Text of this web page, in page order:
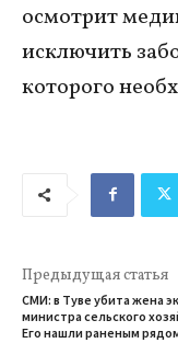
осмотрит
исключить
которого
Предыдущая статья
СМИ: в Туве убита жена
министра сельского
Его нашли раненым